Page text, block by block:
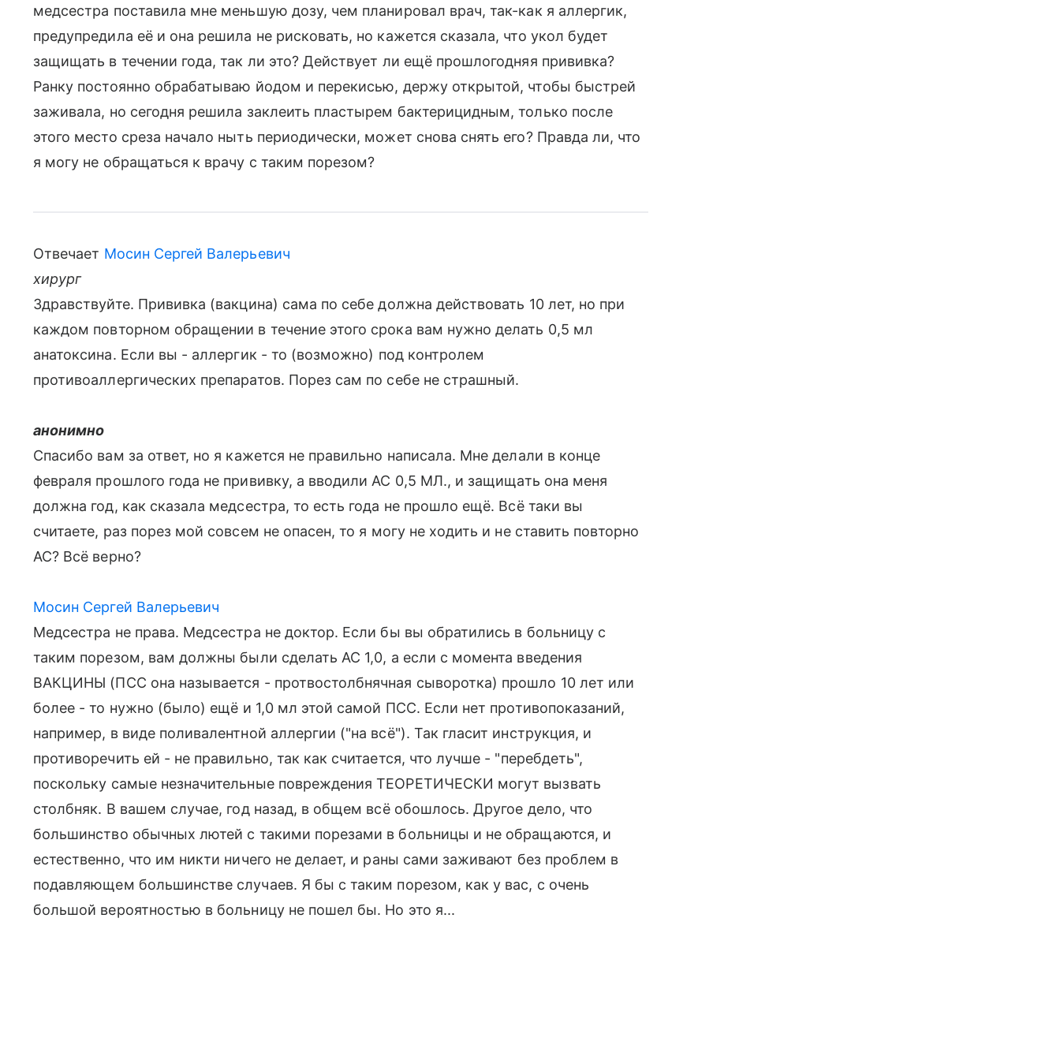
медсестра поставила мне меньшую дозу, чем планировал врач, так-как я аллергик,
предупредила её и она решила не рисковать, но кажется сказала, что укол будет
защищать в течении года, так ли это? Действует ли ещё прошлогодняя прививка?
Ранку постоянно обрабатываю йодом и перекисью, держу открытой, чтобы быстрей
заживала, но сегодня решила заклеить пластырем бактерицидным, только после
этого место среза начало ныть периодически, может снова снять его? Правда ли, что
я могу не обращаться к врачу с таким порезом?
Отвечает Мосин Сергей Валерьевич
хирург
Здравствуйте. Прививка (вакцина) сама по себе должна действовать 10 лет, но при
каждом повторном обращении в течение этого срока вам нужно делать 0,5 мл
анатоксина. Если вы - аллергик - то (возможно) под контролем
противоаллергических препаратов. Порез сам по себе не страшный.
анонимно
Спасибо вам за ответ, но я кажется не правильно написала. Мне делали в конце
февраля прошлого года не прививку, а вводили АС 0,5 МЛ., и защищать она меня
должна год, как сказала медсестра, то есть года не прошло ещё. Всё таки вы
считаете, раз порез мой совсем не опасен, то я могу не ходить и не ставить повторно
АС? Всё верно?
Мосин Сергей Валерьевич
Медсестра не права. Медсестра не доктор. Если бы вы обратились в больницу с
таким порезом, вам должны были сделать АС 1,0, а если с момента введения
ВАКЦИНЫ (ПСС она называется - протвостолбнячная сыворотка) прошло 10 лет или
более - то нужно (было) ещё и 1,0 мл этой самой ПСС. Если нет противопоказаний,
например, в виде поливалентной аллергии ("на всё"). Так гласит инструкция, и
противоречить ей - не правильно, так как считается, что лучше - "перебдеть",
поскольку самые незначительные повреждения ТЕОРЕТИЧЕСКИ могут вызвать
столбняк. В вашем случае, год назад, в общем всё обошлось. Другое дело, что
большинство обычных лютей с такими порезами в больницы и не обращаются, и
естественно, что им никти ничего не делает, и раны сами заживают без проблем в
подавляющем большинстве случаев. Я бы с таким порезом, как у вас, с очень
большой вероятностью в больницу не пошел бы. Но это я...